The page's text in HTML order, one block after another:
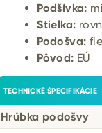
Podšívka:
Stielka:
Podošva:
Pôvod: EÚ
TECHNICKÉ ŠPECIFIKÁCIE
Hrúbka podošvy